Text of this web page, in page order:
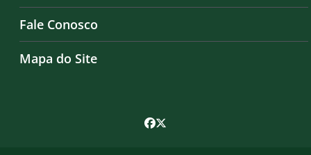
Fale Conosco
Mapa do Site